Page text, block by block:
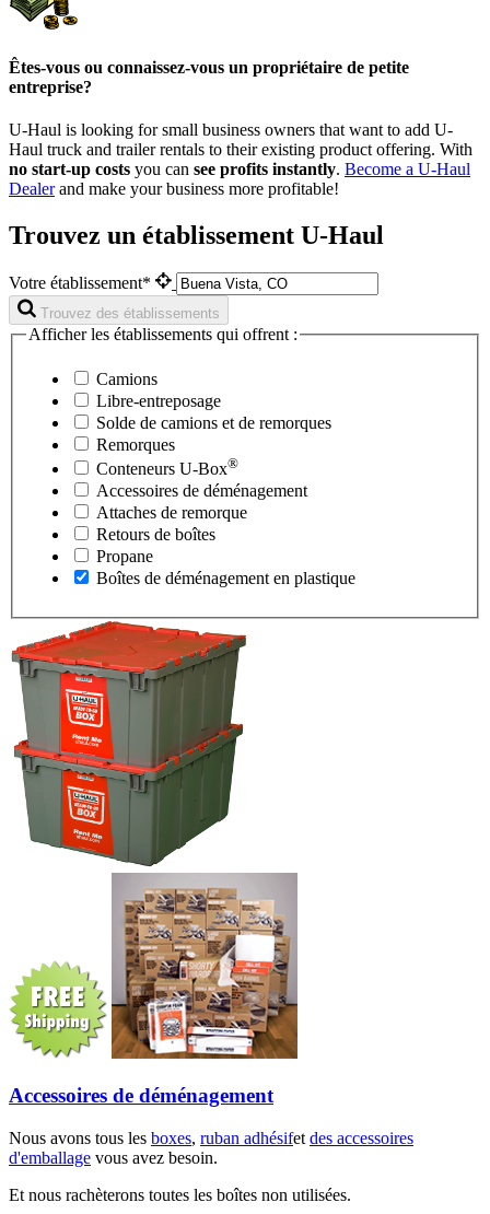
Êtes-vous ou connaissez-vous un propriétaire de petite
entreprise?
U-Haul is looking for small business owners that want to add U-
Haul truck and trailer rentals to their existing product offering. With
no start-up costs you can see profits instantly. Become a U-Haul
Dealerand make your business more profitable!
Trouvez un établissement U-Haul
Votre établissement*
Trouvez des établissements
Afficher les établissements qui offrent :
Camions
Libre-entreposage
Solde de camions et de remorques
Remorques
Conteneurs U-Box®
Accessoires de déménagement
Attaches de remorque
Retours de boîtes
Propane
Boîtes de déménagement en plastique
Accessoires de déménagement
Nous avons tous les boxes, ruban adhésifet des accessoires
d'emballage vous avez besoin.
Et nous rachèterons toutes les boîtes non utilisées.